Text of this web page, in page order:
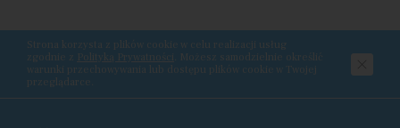
Strona korzysta z plików cookie w celu realizacji usług
zgodnie z Polityką Prywatności . Możesz samodzielnie określić
warunki przechowywania lub dostępu plików cookie w Twojej
przeglądarce.